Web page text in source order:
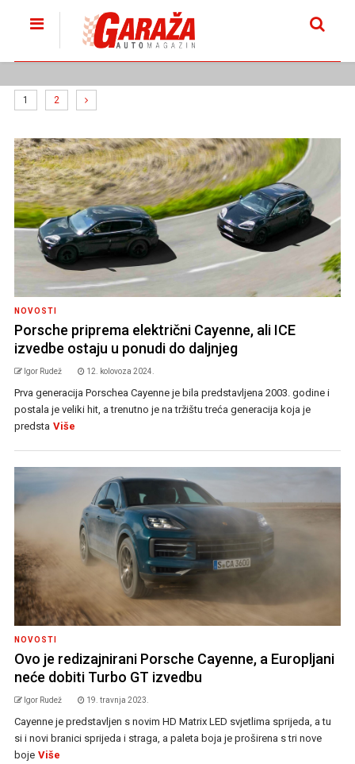
1 2
NOVOSTI
Porsche priprema električni Cayenne, ali ICE
izvedbe ostaju u ponudi do daljnjeg
Igor Rudež 12. kolovoza 2024.
Prva generacija Porschea Cayenne je bila predstavljena 2003. godine i
postala je veliki hit, a trenutno je na tržištu treća generacija koja je
predsta Više
NOVOSTI
Ovo je redizajnirani Porsche Cayenne, a Europljani
neće dobiti Turbo GT izvedbu
Igor Rudež 19. travnja 2023.
Cayenne je predstavljen s novim HD Matrix LED svjetlima sprijeda, a tu
si i novi branici sprijeda i straga, a paleta boja je proširena s tri nove
boje Više